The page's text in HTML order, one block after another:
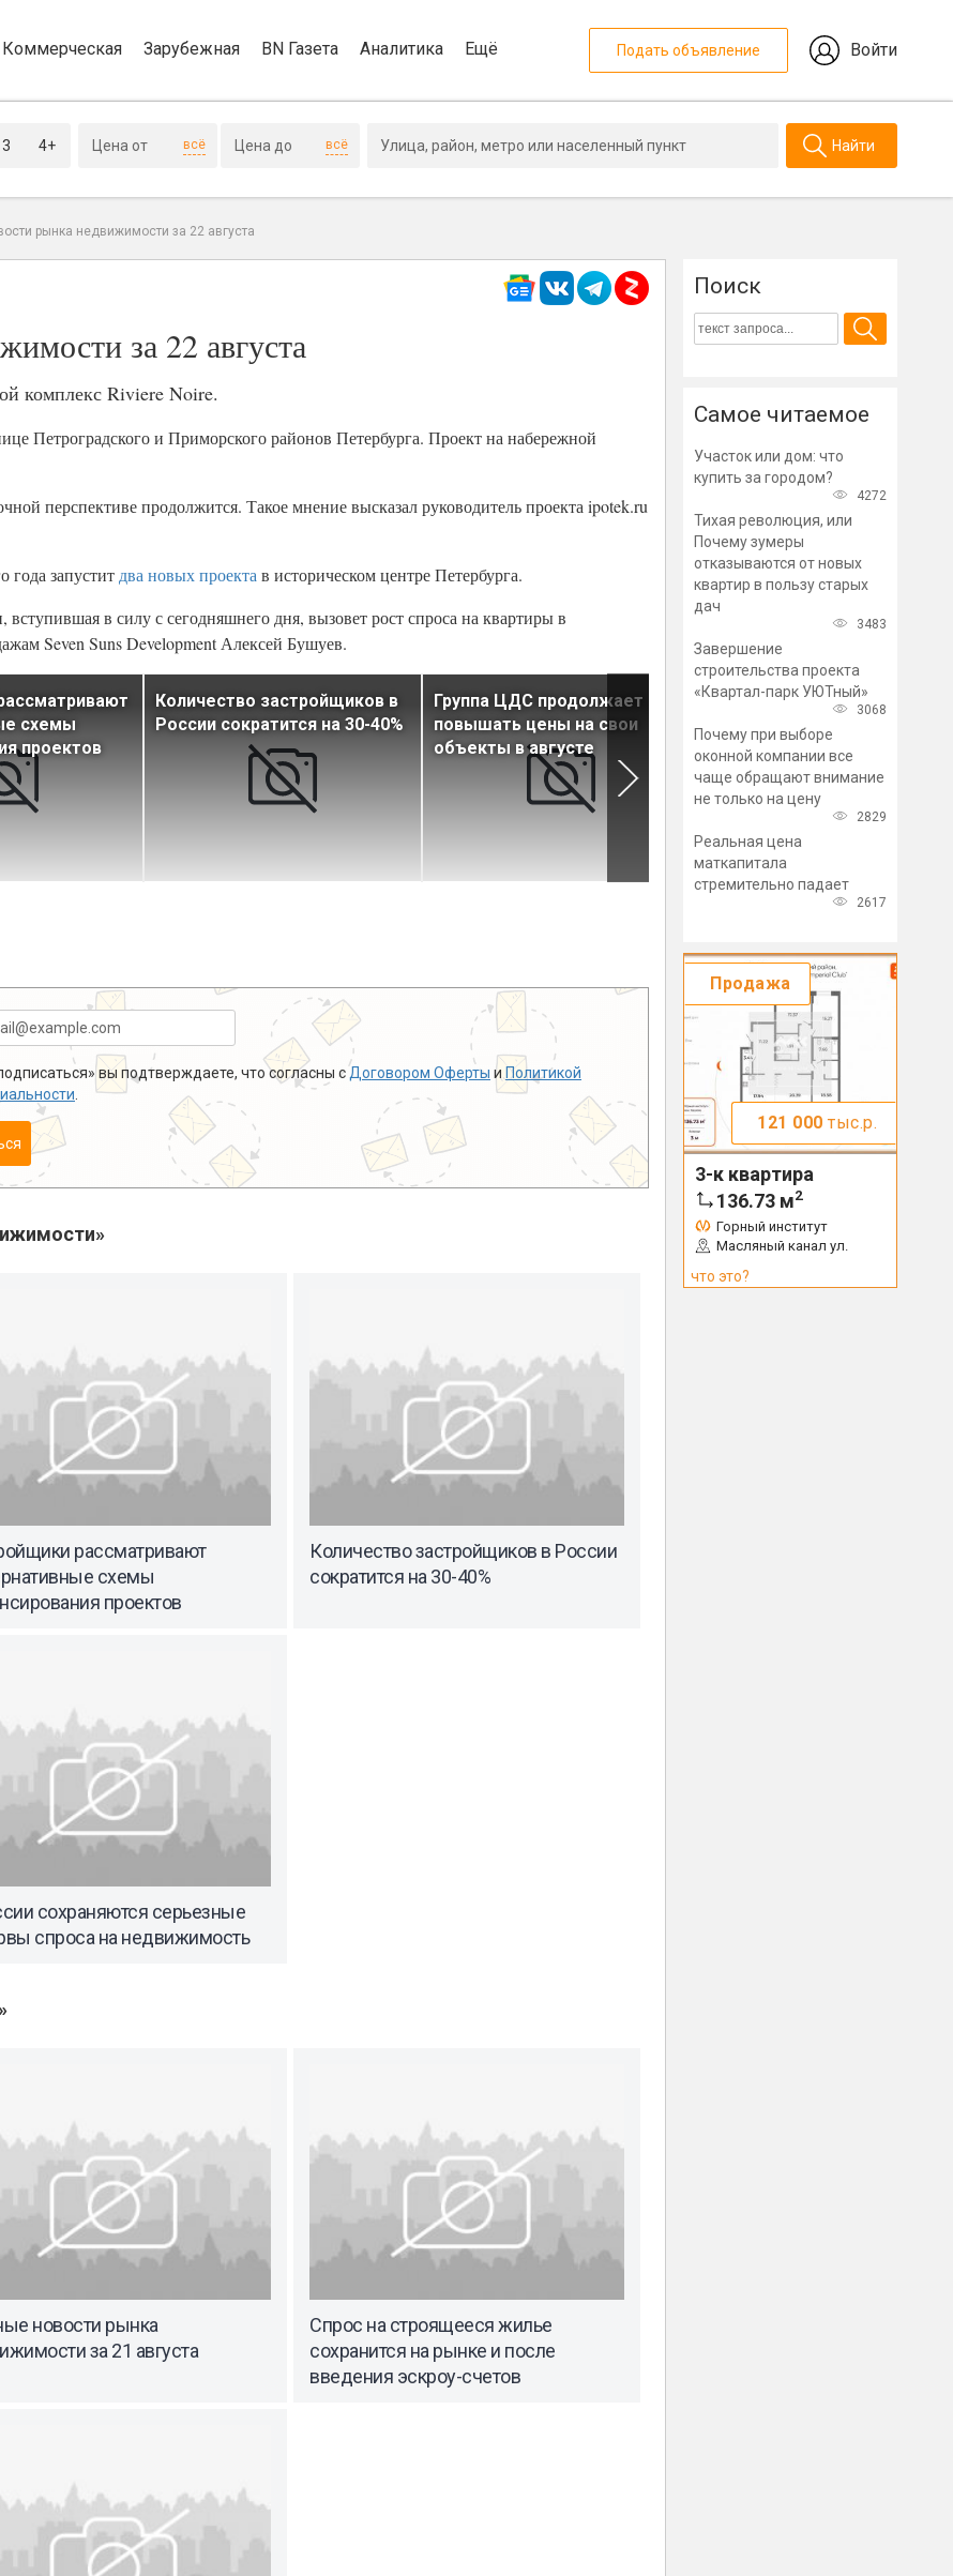
Коммерческая Зарубежная BN Газета Аналитика Ещё Подать объявление Войти
3 4+ всё всё Найти
рынка недвижимости за 22 августа
за 22 августа
комплекс Riviere Noire.
Петроградского и Приморского районов Петербурга. Проект на набережной
перспективе продолжится. Такое мнение высказал руководитель проекта ipotek.ru
запустит два новых проекта в историческом центре Петербурга.
в силу с сегодняшнего дня, вызовет рост спроса на квартиры в
Seven Suns Development Алексей Бушуев.
схемы
проектов
Количество застройщиков в
России сократится на 30-40%
Группа ЦДС продолжает
повышать цены на свои
объекты в августе
В России сохраняются
серьезные резервы спроса
недвижимость
вы подтверждаете, что согласны с Договором Оферты и Политикой
рассматривают
схемы
проектов
Количество застройщиков в России
сократится на 30-40%
сохраняются серьезные
спроса на недвижимость
новости рынка
за 21 августа
Спрос на строящееся жилье
сохранится на рынке и после
введения эскроу-счетов
Поиск
Самое читаемое
Участок или дом: что
купить за городом?
4272
Тихая революция, или
Почему зумеры
отказываются от новых
квартир в пользу старых
дач
3483
Завершение
строительства проекта
«Квартал-парк УЮТный»
3068
Почему при выборе
оконной компании все
чаще обращают внимание
не только на цену
2829
Реальная цена
маткапитала
стремительно падает
2617
Продажа
121 000 тыс.р.
3-к квартира
136.73 м2
Горный институт
Масляный канал ул.
что это?